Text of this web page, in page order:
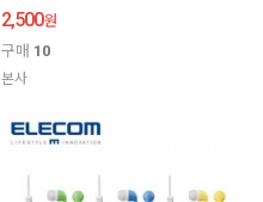
2,500원
구매 10
본사